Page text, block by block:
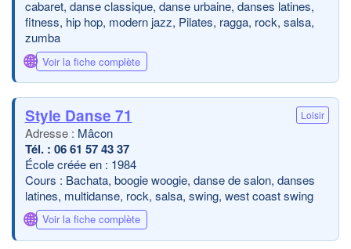
cabaret, danse classique, danse urbaine, danses latines,
fitness, hip hop, modern jazz, Pilates, ragga, rock, salsa,
zumba
🌐 Voir la fiche complète
Style Danse 71 Loisir
Mâcon
06 61 57 43 37
École créée en : 1984
Cours : Bachata, boogie woogie, danse de salon, danses
latines, multidanse, rock, salsa, swing, west coast swing
🌐 Voir la fiche complète